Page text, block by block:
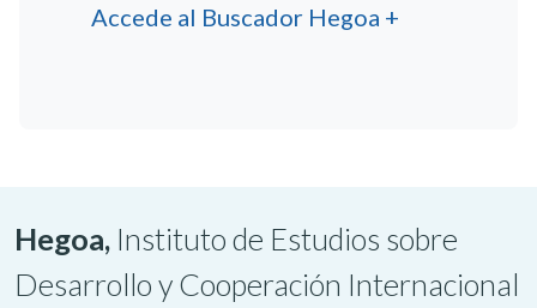
Accede al Buscador Hegoa +
Hegoa, Instituto de Estudios sobre
Desarrollo y Cooperación Internacional